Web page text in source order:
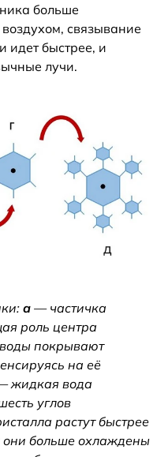
больше
связывание
идет быстрее, и
лучи.
a — частичка
роль центра
покрывают
на её
жидкая вода
углов
растут быстрее
они больше охлаждены